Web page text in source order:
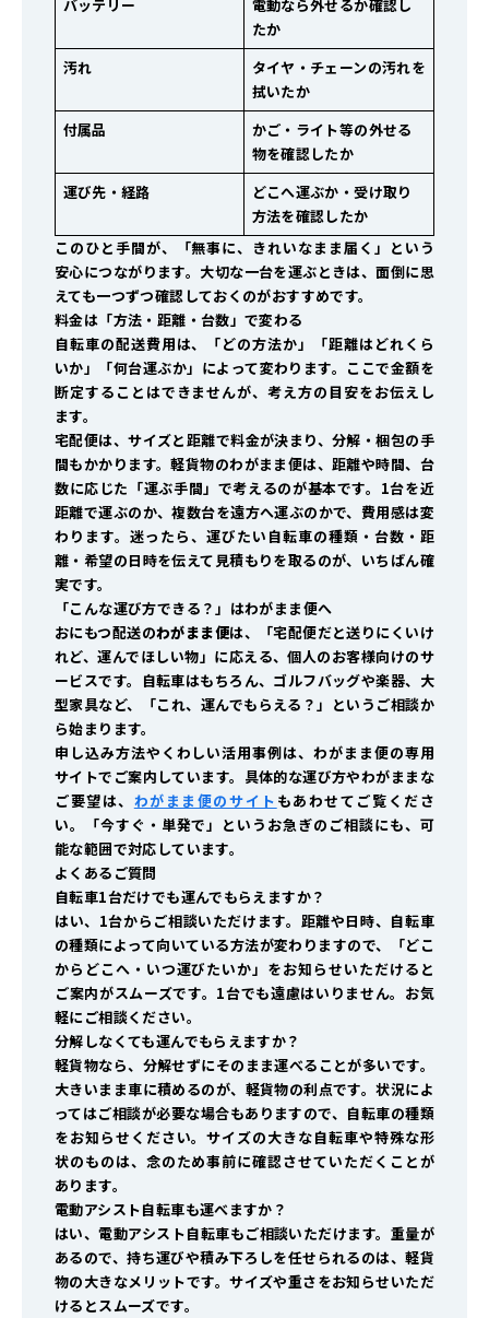
バッテリー
電動なら外せるか確認し
たか
汚れ
タイヤ・チェーンの汚れを
拭いたか
付属品
かご・ライト等の外せる
物を確認したか
運び先・経路
どこへ運ぶか・受け取り
方法を確認したか
このひと手間が、「無事に、きれいなまま届く」という
安心につながります。大切な一台を運ぶときは、面倒に思
えても一つずつ確認しておくのがおすすめです。
料金は「方法・距離・台数」で変わる
自転車の配送費用は、「どの方法か」「距離はどれくら
いか」「何台運ぶか」によって変わります。ここで金額を
断定することはできませんが、考え方の目安をお伝えし
ます。
宅配便は、サイズと距離で料金が決まり、分解・梱包の手
間もかかります。軽貨物のわがまま便は、距離や時間、台
数に応じた「運ぶ手間」で考えるのが基本です。1台を近
距離で運ぶのか、複数台を遠方へ運ぶのかで、費用感は変
わります。迷ったら、運びたい自転車の種類・台数・距
離・希望の日時を伝えて見積もりを取るのが、いちばん確
実です。
「こんな運び方できる？」はわがまま便へ
おにもつ配送のわがまま便は、「宅配便だと送りにくいけ
れど、運んでほしい物」に応える、個人のお客様向けのサ
ービスです。自転車はもちろん、ゴルフバッグや楽器、大
型家具など、「これ、運んでもらえる？」というご相談か
ら始まります。
申し込み方法やくわしい活用事例は、わがまま便の専用
サイトでご案内しています。具体的な運び方やわがままな
ご要望は、 わがまま便のサイト もあわせてご覧くださ
い。「今すぐ・単発で」というお急ぎのご相談にも、可
能な範囲で対応しています。
よくあるご質問
自転車1台だけでも運んでもらえますか？
はい、1台からご相談いただけます。距離や日時、自転車
の種類によって向いている方法が変わりますので、「どこ
からどこへ・いつ運びたいか」をお知らせいただけると
ご案内がスムーズです。1台でも遠慮はいりません。お気
軽にご相談ください。
分解しなくても運んでもらえますか？
軽貨物なら、分解せずにそのまま運べることが多いです。
大きいまま車に積めるのが、軽貨物の利点です。状況によ
ってはご相談が必要な場合もありますので、自転車の種類
をお知らせください。サイズの大きな自転車や特殊な形
状のものは、念のため事前に確認させていただくことが
あります。
電動アシスト自転車も運べますか？
はい、電動アシスト自転車もご相談いただけます。重量が
あるので、持ち運びや積み下ろしを任せられるのは、軽貨
物の大きなメリットです。サイズや重さをお知らせいただ
けるとスムーズです。